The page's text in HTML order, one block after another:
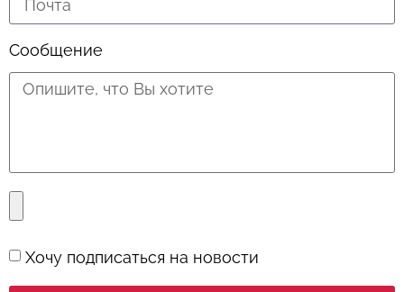
Сообщение
Хочу подписаться на новости